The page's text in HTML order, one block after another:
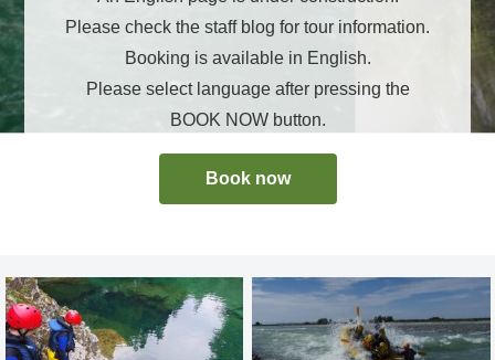
Please check the staff blog for tour information.
Booking is available in English.
Please select language after pressing the
BOOK NOW button.
Book now